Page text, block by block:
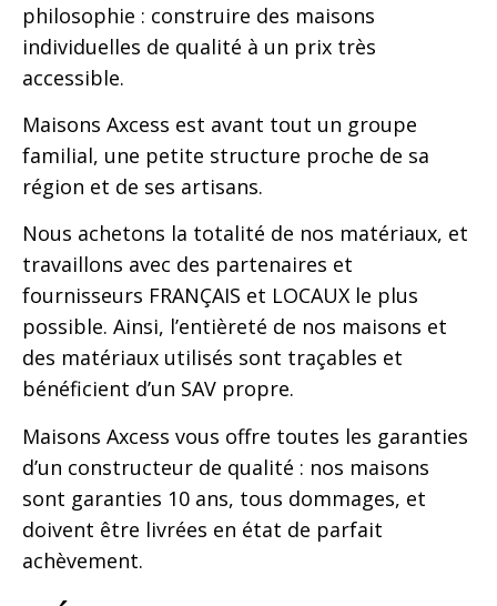
philosophie : construire des maisons
individuelles de qualité à un prix très
accessible.
Maisons Axcess est avant tout un groupe
familial, une petite structure proche de sa
région et de ses artisans.
Nous achetons la totalité de nos matériaux, et
travaillons avec des partenaires et
fournisseurs FRANÇAIS et LOCAUX le plus
possible. Ainsi, l’entièreté de nos maisons et
des matériaux utilisés sont traçables et
bénéficient d’un SAV propre.
Maisons Axcess vous offre toutes les garanties
d’un constructeur de qualité : nos maisons
sont garanties 10 ans, tous dommages, et
doivent être livrées en état de parfait
achèvement.